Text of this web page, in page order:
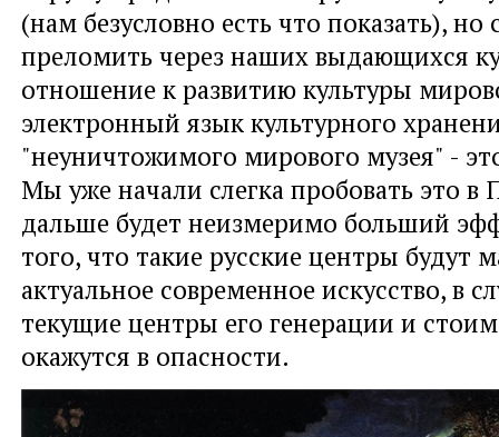
(нам безусловно есть что показать), но
преломить через наших выдающихся
отношение к развитию культуры
электронный язык культурного
"неуничтожимого мирового музея" -
Мы уже начали слегка пробовать это в
дальше будет неизмеримо больший
того, что такие русские центры будут
актуальное современное искусство, в
текущие центры его генерации и
окажутся в опасности.